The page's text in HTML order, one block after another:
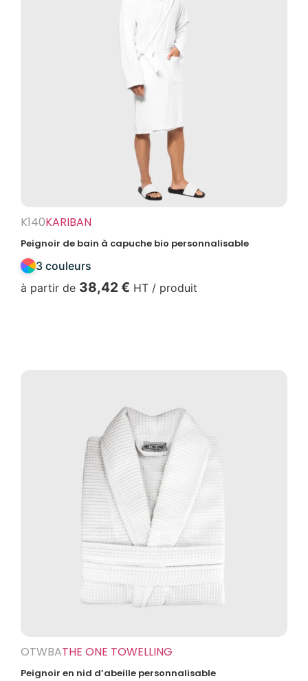
K140KARIBAN
Peignoir de bain à capuche bio personnalisable
3 couleurs
à partir de 38,42 € HT / produit
OTWBATHE ONE TOWELLING
Peignoir en nid d’abeille personnalisable